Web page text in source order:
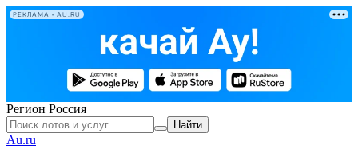
РЕКЛАМА • AU.RU
Регион Россия
Найти
Au.ru